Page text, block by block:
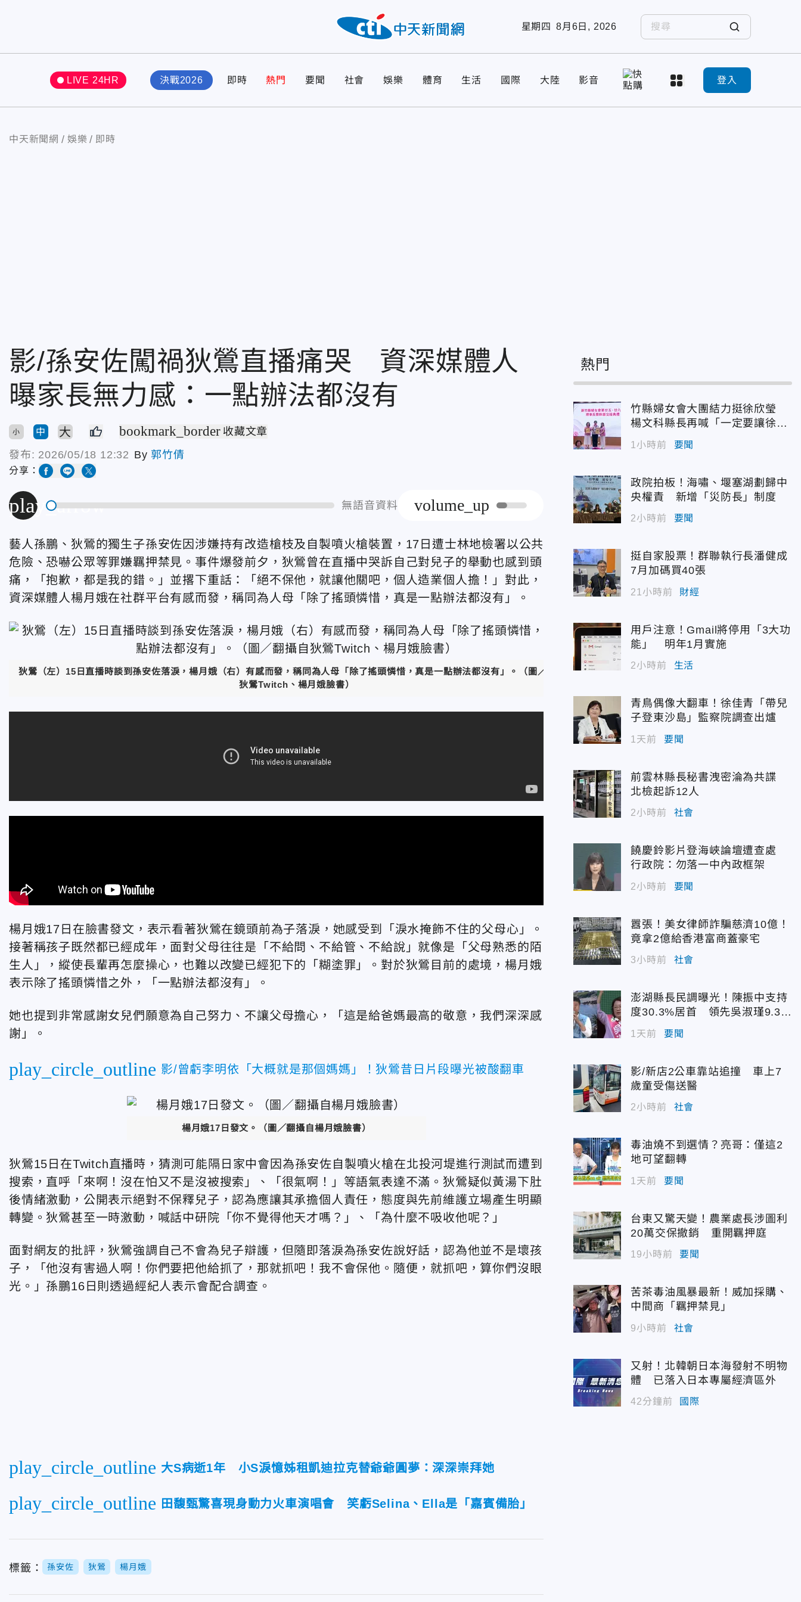
星期四 8月6日, 2026
LIVE 24HR 決戰2026 即時 熱門 要聞 社會 娛樂 體育 生活 國際 大陸 影音 登入
中天新聞網 娛樂 即時
影/孫安佐闖禍狄鶯直播痛哭 資深媒體人
曝家長無力感：一點辦法都沒有
小 中 大 bookmark_border 收藏文章
發布: 2026/05/18 12:32 By郭竹倩
分享：
play_arrow 無語音資料 volume_up
藝人孫鵬、狄鶯的獨生子孫安佐因涉嫌持有改造槍枝及自製噴火槍裝置，17日遭士林地檢署以公共
危險、恐嚇公眾等罪嫌羈押禁見。事件爆發前夕，狄鶯曾在直播中哭訴自己對兒子的舉動也感到頭
痛，「抱歉，都是我的錯。」並撂下重話：「絕不保他，就讓他關吧，個人造業個人擔！」對此，
資深媒體人楊月娥在社群平台有感而發，稱同為人母「除了搖頭憐惜，真是一點辦法都沒有」。
狄鶯（左）15日直播時談到孫安佐落淚，楊月娥（右）有感而發，稱同為人母「除了搖頭憐惜，真是一點辦法都沒有」
。（圖／翻攝自
狄鶯Twitch、楊月娥臉書）
楊月娥17日在臉書發文，表示看著狄鶯在鏡頭前為子落淚，她感受到「淚水掩飾不住的父母心」。
接著稱孩子既然都已經成年，面對父母往往是「不給問、不給管、不給說」就像是「父母熟悉的陌
生人」，縱使長輩再怎麼操心，也難以改變已經犯下的「糊塗罪」。對於狄鶯目前的處境，楊月娥
表示除了搖頭憐惜之外，「一點辦法都沒有」。
她也提到非常感謝女兒們願意為自己努力、不讓父母擔心，「這是給爸媽最高的敬意，我們深深感
謝」。
play_circle_outline 影/曾虧李明依「大概就是那個媽媽」！狄鶯昔日片段曝光被酸翻車
楊月娥17日發文。（圖／翻攝自楊月娥臉書）
狄鶯15日在Twitch直播時，猜測可能隔日家中會因為孫安佐自製噴火槍在北投河堤進行測試而遭到
搜索，直呼「來啊！沒在怕又不是沒被搜索」、「很氣啊！」等語氣表達不滿。狄鶯疑似黃湯下肚
後情緒激動，公開表示絕對不保釋兒子，認為應讓其承擔個人責任，態度與先前維護立場產生明顯
轉變。狄鶯甚至一時激動，喊話中研院「你不覺得他天才嗎？」、「為什麼不吸收他呢？」
面對網友的批評，狄鶯強調自己不會為兒子辯護，但隨即落淚為孫安佐說好話，認為他並不是壞孩
子，「他沒有害過人啊！你們要把他給抓了，那就抓吧！我不會保他。隨便，就抓吧，算你們沒眼
光。」孫鵬16日則透過經紀人表示會配合調查。
play_circle_outline 大S病逝1年 小S淚憶姊租凱迪拉克替爺爺圓夢：深深崇拜她
play_circle_outline 田馥甄驚喜現身動力火車演唱會 笑虧Selina、Ella是「嘉賓備胎」
標籤： 孫安佐 狄鶯 楊月娥
熱門
竹縣婦女會大團結力挺徐欣瑩
楊文科縣長再喊「一定要讓徐欣
瑩當選」
1小時前 要聞
政院拍板！海嘯、堰塞湖劃歸中
央權責 新增「災防長」制度
2小時前 要聞
挺自家股票！群聯執行長潘健成
7月加碼買40張
21小時前 財經
用戶注意！Gmail將停用「3大功
能」 明年1月實施
2小時前 生活
青鳥偶像大翻車！徐佳青「帶兒
子登東沙島」監察院調查出爐
1天前 要聞
前雲林縣長秘書洩密淪為共諜
北檢起訴12人
2小時前 社會
饒慶鈴影片登海峽論壇遭查處
行政院：勿落一中內政框架
2小時前 要聞
囂張！美女律師詐騙慈濟10億！
竟拿2億給香港富商蓋豪宅
3小時前 社會
澎湖縣長民調曝光！陳振中支持
度30.3%居首 領先吳淑瑾9.3個
百分點
1天前 要聞
影/新店2公車靠站追撞 車上7
歲童受傷送醫
2小時前 社會
毒油燒不到選情？亮哥：僅這2
地可望翻轉
1天前 要聞
台東又驚天變！農業處長涉圖利
20萬交保撤銷 重開羈押庭
19小時前 要聞
苦茶毒油風暴最新！威加採購、
中間商「羈押禁見」
9小時前 社會
又射！北韓朝日本海發射不明物
體 已落入日本專屬經濟區外
42分鐘前 國際